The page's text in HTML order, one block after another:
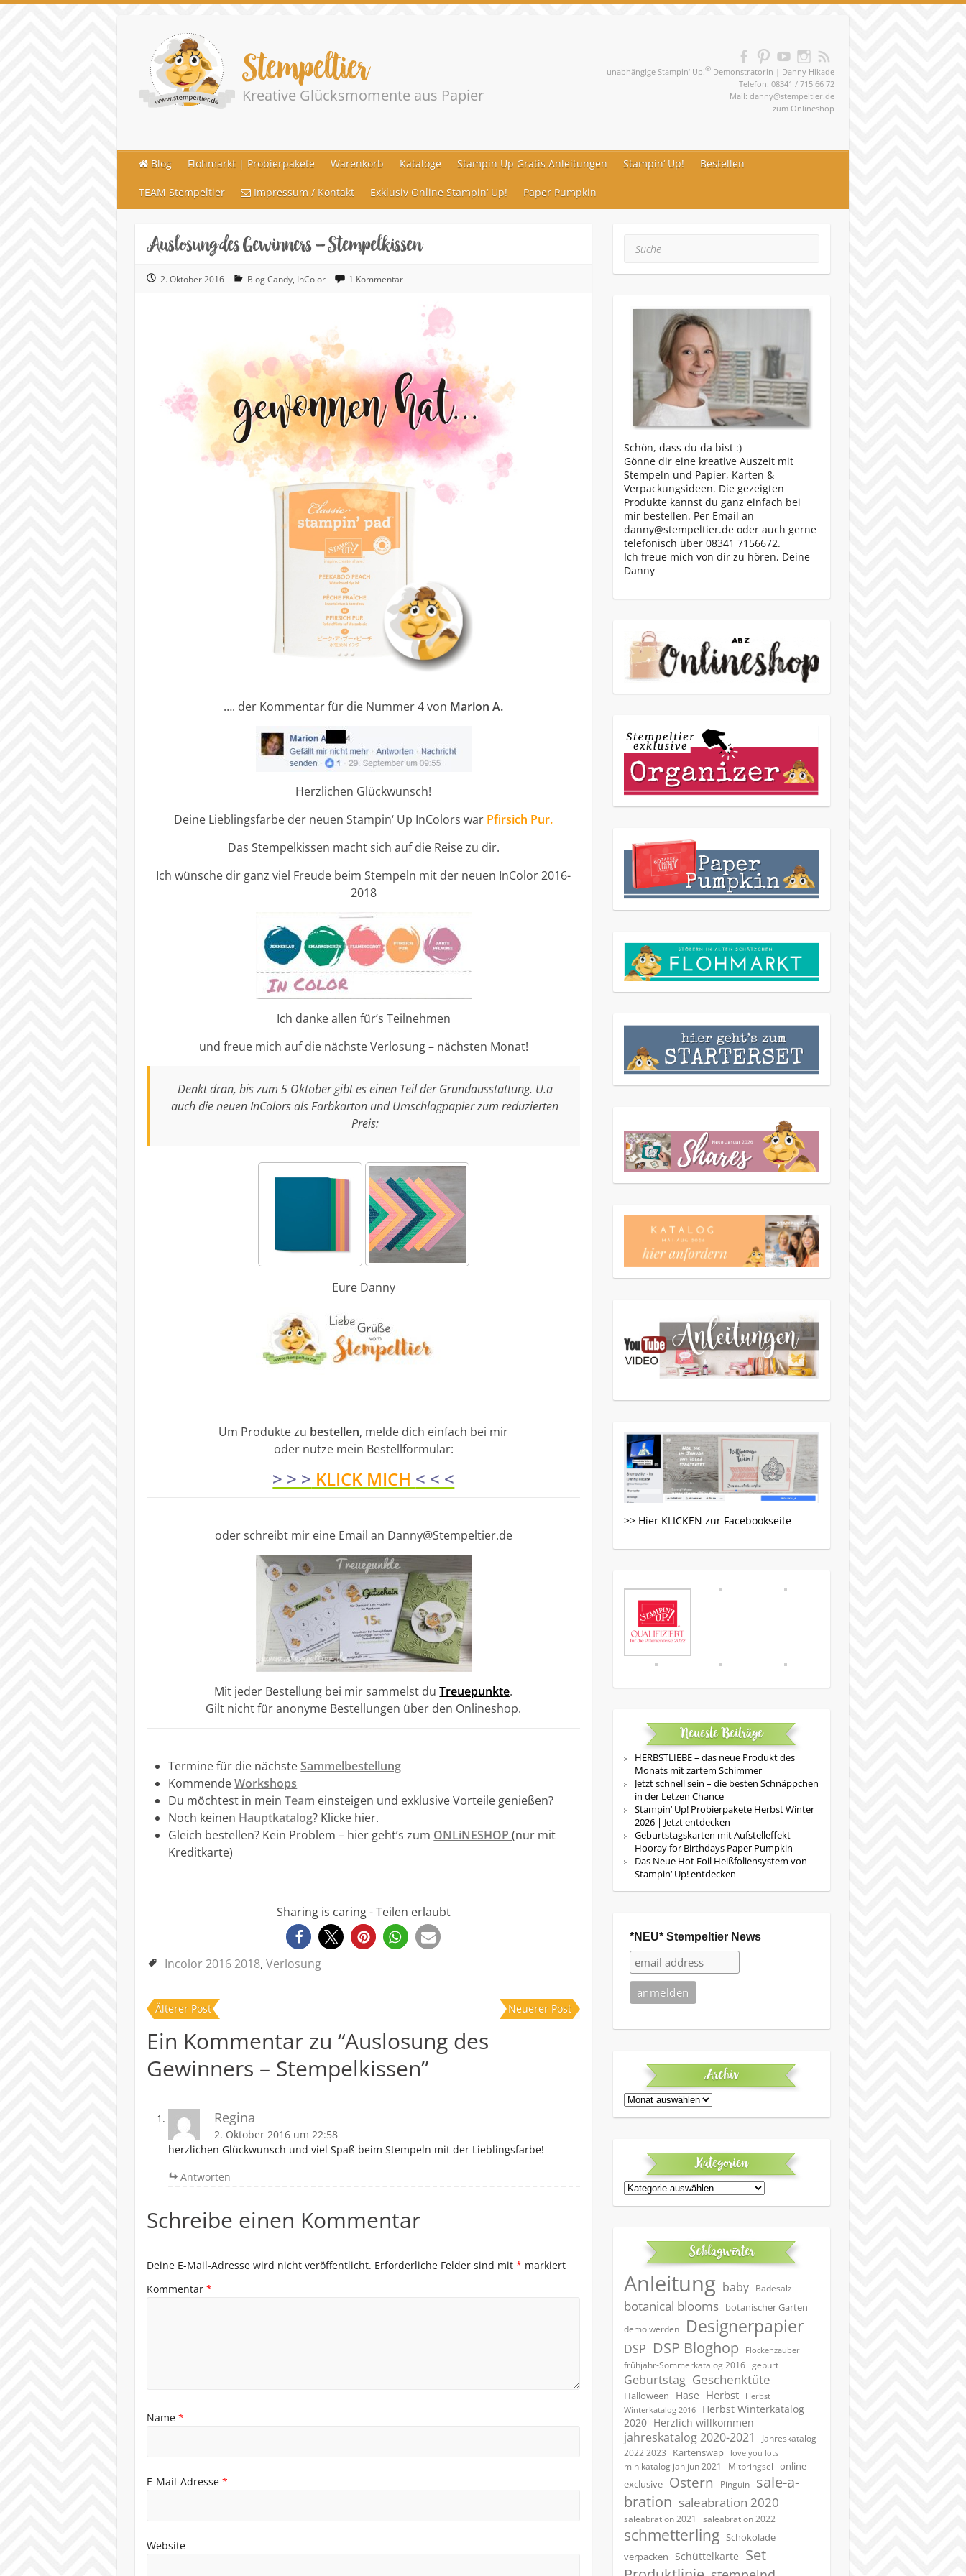
unabhängige Stampin‘ Up!® Demonstratorin | Danny Hikade
Telefon: 08341 / 715 66 72
Mail: danny@stempeltier.de
zum Onlineshop
Stempeltier
Kreative Glücksmomente aus Papier
Blog Flohmarkt | Probierpakete Warenkorb Kataloge Stampin Up Gratis Anleitungen Stampin‘ Up! Bestellen
TEAM Stempeltier Impressum / Kontakt Exklusiv Online Stampin‘ Up! Paper Pumpkin
Auslosung des Gewinners – Stempelkissen
2. Oktober 2016 Blog Candy, InColor 1 Kommentar
…. der Kommentar für die Nummer 4 von Marion A.
Herzlichen Glückwunsch!
Deine Lieblingsfarbe der neuen Stampin‘ Up InColors war Pfirsich Pur.
Das Stempelkissen macht sich auf die Reise zu dir.
Ich wünsche dir ganz viel Freude beim Stempeln mit der neuen InColor 2016-
2018
Ich danke allen für’s Teilnehmen
und freue mich auf die nächste Verlosung – nächsten Monat!
Denkt dran, bis zum 5 Oktober gibt es einen Teil der Grundausstattung. U.a
auch die neuen InColors als Farbkarton und Umschlagpapier zum reduzierten
Preis:
Eure Danny
Um Produkte zu bestellen, melde dich einfach bei mir
oder nutze mein Bestellformular:
> > > KLICK MICH < < <
oder schreibt mir eine Email an Danny@Stempeltier.de
Mit jeder Bestellung bei mir sammelst duTreuepunkte.
Gilt nicht für anonyme Bestellungen über den Onlineshop.
Termine für die nächsteSammelbestellung
KommendeWorkshops
Du möchtest in meinTeam einsteigen und exklusive Vorteile genießen?
Noch keinen Hauptkatalog? Klicke hier.
Gleich bestellen? Kein Problem – hier geht’s zum ONLiNESHOP(nur mit
Kreditkarte)
Sharing is caring - Teilen erlaubt
1
Incolor 2016 2018,Verlosung
Älterer Post Neuerer Post
Ein Kommentar zu “Auslosung des
Gewinners – Stempelkissen”
Regina
2. Oktober 2016 um 22:58
herzlichen Glückwunsch und viel Spaß beim Stempeln mit der Lieblingsfarbe!
Antworten
Schreibe einen Kommentar
Deine E-Mail-Adresse wird nicht veröffentlicht. Erforderliche Felder sind mit* markiert
Kommentar*
Name*
E-Mail-Adresse*
Website
Schön, dass du da bist :)
Gönne dir eine kreative Auszeit mit
Stempeln und Papier, Karten &
Verpackungsideen. Die gezeigten
Produkte kannst du ganz einfach bei
mir bestellen. Per Email an
danny@stempeltier.de oder auch gerne
telefonisch über 08341 7156672.
Ich freue mich von dir zu hören, Deine
Danny
>> Hier KLICKEN zur Facebookseite
Neueste Beiträge
HERBSTLIEBE – das neue Produkt des
Monats mit zartem Schimmer
Jetzt schnell sein – die besten Schnäppchen
in der Letzen Chance
Stampin‘ Up! Probierpakete Herbst Winter
2026 | Jetzt entdecken
Geburtstagskarten mit Aufstelleffekt –
Hooray for Birthdays Paper Pumpkin
Das Neue Hot Foil Heißfoliensystem von
Stampin‘ Up! entdecken
*NEU* Stempeltier News
Archiv
Archiv
Kategorien
Kategorien
Schlagwörter
Anleitung baby Badesalz
botanical blooms botanischer Garten
demo werden Designerpapier
DSP DSP Bloghop Flockenzauber
frühjahr-Sommerkatalog 2016 geburt
Geburtstag Geschenktüte
Halloween Hase Herbst
Herbst
Winterkatalog 2016
Herbst Winterkatalog
2020 Herzlich willkommen
jahreskatalog 2020-2021
Jahreskatalog
2022 2023
Kartenswap love you lots
minikatalog jan jun 2021 Mitbringsel
online
exclusive Ostern Pinguin
sale-a-
bration saleabration 2020
saleabration 2021 saleabration 2022
schmetterling Schokolade
verpacken
Schüttelkarte Set